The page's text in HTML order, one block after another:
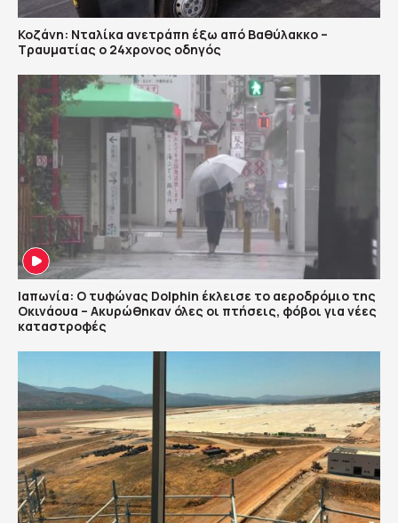
Κοζάνη: Νταλίκα ανετράπη έξω από Βαθύλακκο –
Τραυματίας ο 24χρονος οδηγός
Ιαπωνία: Ο τυφώνας Dolphin έκλεισε το αεροδρόμιο της
Οκινάουα – Ακυρώθηκαν όλες οι πτήσεις, φόβοι για νέες
καταστροφές